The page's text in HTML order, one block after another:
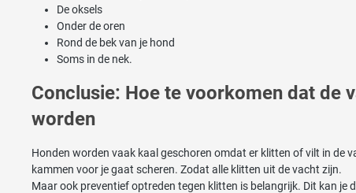
De oksels
Onder de oren
Rond de bek van je hond
Soms in de nek.
Conclusie: Hoe te voorkomen dat de
worden
Honden worden vaak kaal geschoren omdat er klitten of vilt in de
kammen voor je gaat scheren. Zodat alle klitten uit de vacht zijn.
Maar ook preventief optreden tegen klitten is belangrijk. Dit kan je